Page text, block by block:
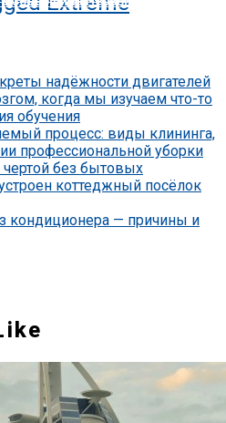
надёжности двигателей
когда мы изучаем что-то
обучения
процесс: виды клининга,
профессиональной уборки
без бытовых
коттеджный посёлок
кондиционера — причины и